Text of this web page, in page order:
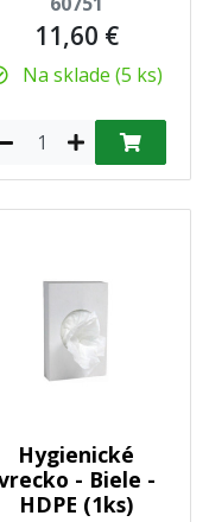
11,60 €
Na sklade (5 ks)
Hygienické
- Biele -
HDPE (1ks)